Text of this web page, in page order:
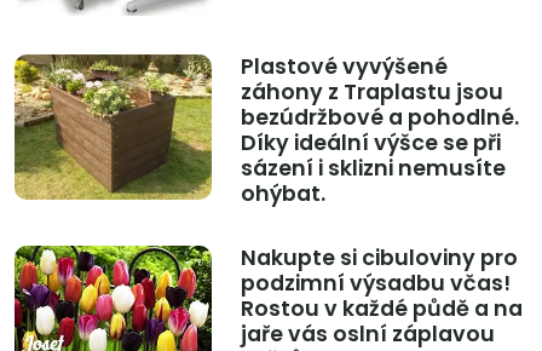
Plastové vyvýšené
záhony z Traplastu jsou
bezúdržbové a pohodlné.
Díky ideální výšce se při
sázení i sklizni nemusíte
ohýbat.
Nakupte si cibuloviny pro
podzimní výsadbu včas!
Rostou v každé půdě a na
jaře vás oslní záplavou